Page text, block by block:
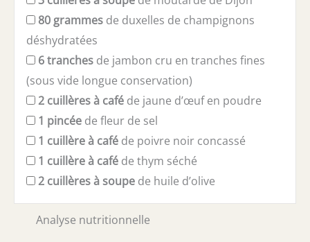
80 grammes de duxelles de champignons
déshydratées
6tranches de jambon cru en tranches fines
(sous vide longue conservation)
2 cuillères à café de jaune d’œuf en poudre
1 pincée de fleur de sel
1 cuillère à café de poivre noir concassé
1 cuillère à café de thym séché
2 cuillères à soupe de huile d’olive
Analyse nutritionnelle